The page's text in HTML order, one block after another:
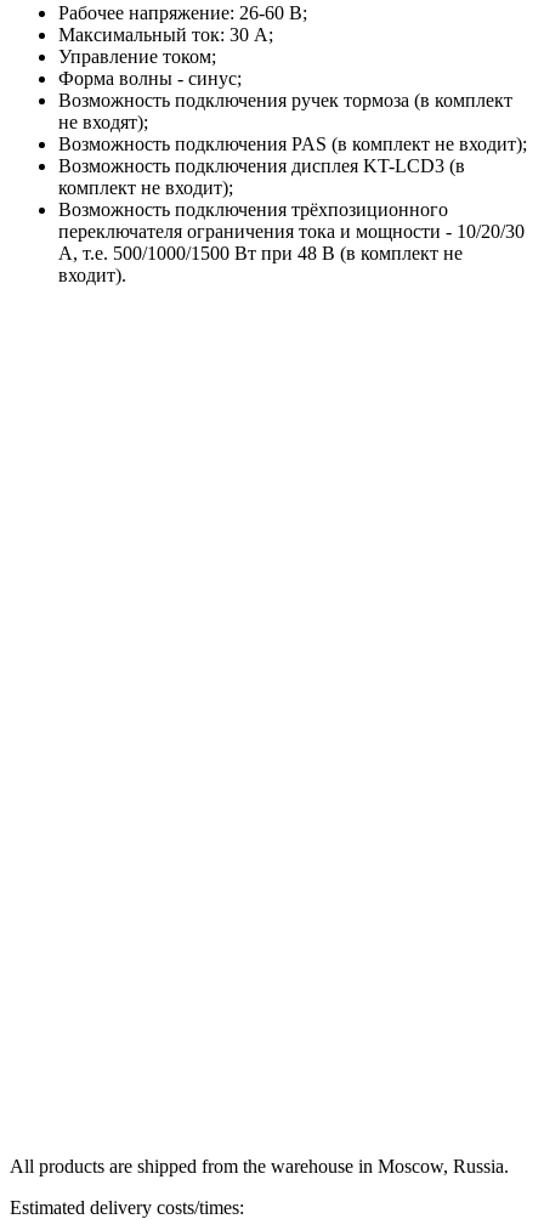
Рабочее напряжение: 26-60 В;
Максимальный ток: 30 А;
Управление током;
Форма волны - синус;
Возможность подключения ручек тормоза (в комплект
не входят);
Возможность подключения PAS (в комплект не входит);
Возможность подключения дисплея KT-LCD3 (в
комплект не входит);
Возможность подключения трёхпозиционного
переключателя ограничения тока и мощности - 10/20/30
А, т.е. 500/1000/1500 Вт при 48 В (в комплект не
входит).
All products are shipped from the warehouse in Moscow, Russia.
Estimated delivery costs/times: